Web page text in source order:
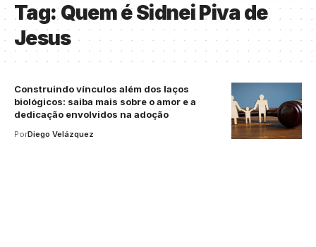
Tag:Quem é Sidnei Piva de
Jesus
Construindo vínculos além dos laços
biológicos: saiba mais sobre o amor e a
dedicação envolvidos na adoção
PorDiego Velázquez